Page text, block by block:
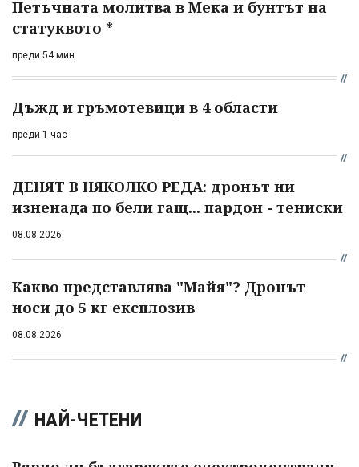
Петъчната молитва в Мека и бунтът на
статуквото *
преди 54 мин
Дъжд и гръмотевици в 4 области
преди 1 час
ДЕНЯТ В НЯКОЛКО РЕДА: дронът ни
изненада по бели гащ... пардон - тениски
08.08.2026
Какво представлява "Майя"? Дронът
носи до 5 кг експлозив
08.08.2026
НАЙ-ЧЕТЕНИ